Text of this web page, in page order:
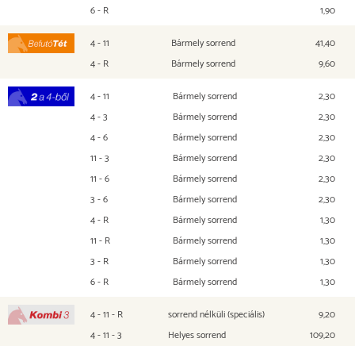
6 - R
1,90
Befutó Tét 4 - 11 Bármely sorrend
41,40
4 - R
Bármely sorrend 9,60
2 a 4-ből 4 - 11 Bármely sorrend
2,30
4 - 3
Bármely sorrend
2,30
4 - 6
Bármely sorrend
2,30
11 - 3
Bármely sorrend
2,30
11 - 6
Bármely sorrend
2,30
3 - 6
Bármely sorrend
2,30
4 - R
Bármely sorrend
1,30
11 - R
Bármely sorrend
1,30
3 - R
Bármely sorrend
1,30
6 - R
Bármely sorrend 1,30
Kombi 3 4 - 11 - R sorrend nélküli (speciális)
9,20
4 - 11 - 3
Helyes sorrend
109,20